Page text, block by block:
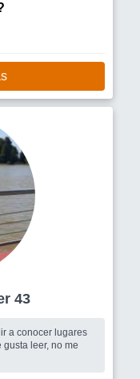
Mujer 43
a conocer lugares
leer, no me